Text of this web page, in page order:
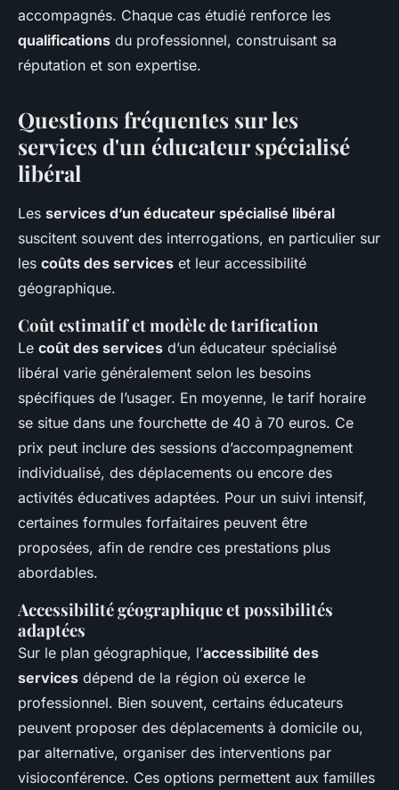
accompagnés. Chaque cas étudié renforce les
qualifications du professionnel, construisant sa
réputation et son expertise.
Questions fréquentes sur les
services d'un éducateur spécialisé
libéral
Les services d’un éducateur spécialisé libéral
suscitent souvent des interrogations, en particulier sur
les coûts des services et leur accessibilité
géographique.
Coût estimatif et modèle de tarification
Le coût des services d’un éducateur spécialisé
libéral varie généralement selon les besoins
spécifiques de l’usager. En moyenne, le tarif horaire
se situe dans une fourchette de 40 à 70 euros. Ce
prix peut inclure des sessions d’accompagnement
individualisé, des déplacements ou encore des
activités éducatives adaptées. Pour un suivi intensif,
certaines formules forfaitaires peuvent être
proposées, afin de rendre ces prestations plus
abordables.
Accessibilité géographique et possibilités
adaptées
Sur le plan géographique, l’accessibilité des
services dépend de la région où exerce le
professionnel. Bien souvent, certains éducateurs
peuvent proposer des déplacements à domicile ou,
par alternative, organiser des interventions par
visioconférence. Ces options permettent aux familles